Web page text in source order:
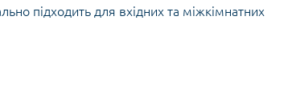
підходить для вхідних та міжкімнатних